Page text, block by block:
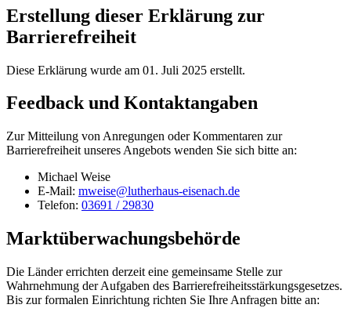
Erstellung dieser Erklärung zur
Barrierefreiheit
Diese Erklärung wurde am 01. Juli 2025 erstellt.
Feedback und Kontaktangaben
Zur Mitteilung von Anregungen oder Kommentaren zur
Barrierefreiheit unseres Angebots wenden Sie sich bitte an:
Michael Weise
E-Mail: mweise@lutherhaus-eisenach.de
Telefon: 03691 / 29830
Marktüberwachungsbehörde
Die Länder errichten derzeit eine gemeinsame Stelle zur
Wahrnehmung der Aufgaben des Barrierefreiheitsstärkungsgesetzes.
Bis zur formalen Einrichtung richten Sie Ihre Anfragen bitte an: